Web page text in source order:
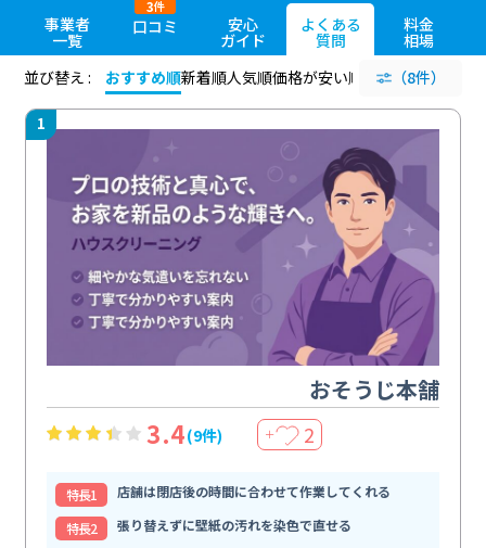
事業者
一覧
口コミ
3件
安心
ガイド
よくある
質問
料金
相場
並び替え :
おすすめ順新着順人気順価格が安い順 評価が高い順
（8件）
1
おそうじ本舗
3.4(9件) ＋ 2
特⻑1
店舗は閉店後の時間に合わせて作業してくれる
特⻑2
張り替えずに壁紙の汚れを染色で直せる